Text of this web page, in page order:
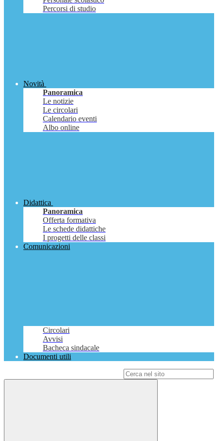
Percorsi di studio
Novità
Panoramica
Le notizie
Le circolari
Calendario eventi
Albo online
Didattica
Panoramica
Offerta formativa
Le schede didattiche
I progetti delle classi
Comunicazioni
Circolari
Avvisi
Bacheca sindacale
Documenti utili